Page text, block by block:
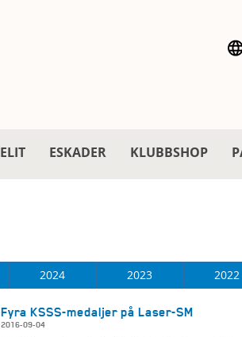
ELIT ESKADER KLUBBSHOP
2024 2023 2022
Fyra KSSS-medaljer på Laser-SM
2016-09-04